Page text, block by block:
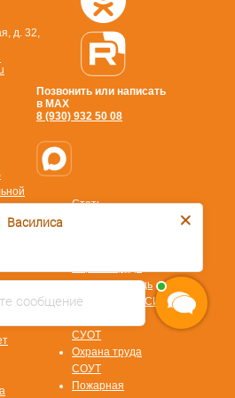
Позвонить или написать
в MAX
8 (930) 932 50 08
д. 32,
Стать
Первая помощь
Охрана труда СИЗ
СУОТ
Охрана труда
СОУТ
Пожарная
сообщение
Василиса